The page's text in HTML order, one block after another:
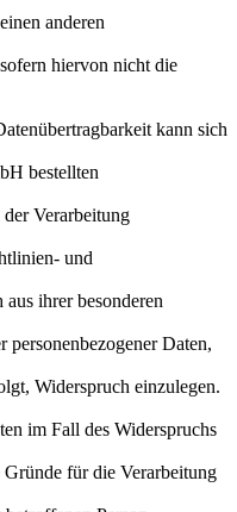
anderen
hiervon nicht die
kann sich
bestellten
Verarbeitung
und
ihrer besonderen
personenbezogener Daten,
Widerspruch einzulegen.
im Fall des Widerspruchs
für die Verarbeitung